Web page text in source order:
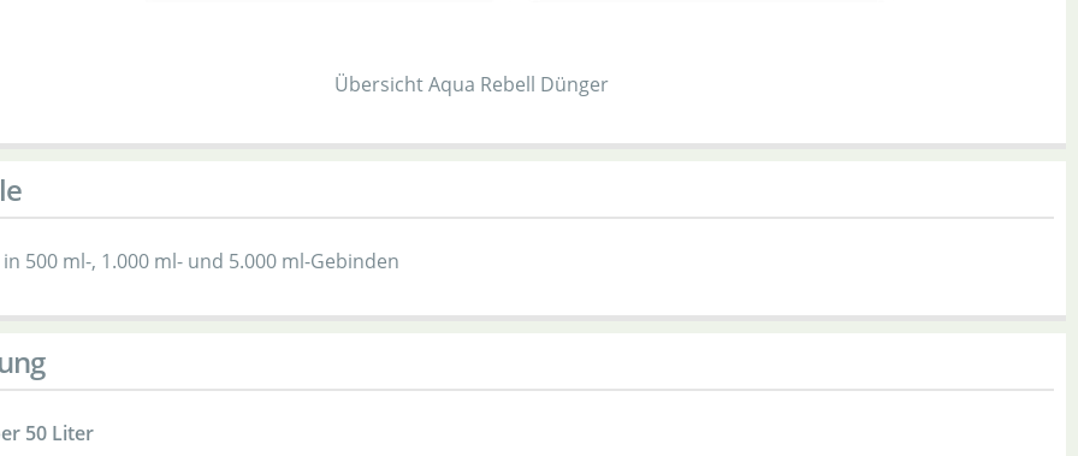
Übersicht Aqua Rebell Dünger
500 ml-, 1.000 ml- und 5.000 ml-Gebinden
50 Liter